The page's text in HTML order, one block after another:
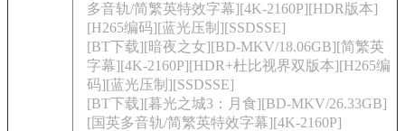
多音轨/简繁英特效字幕][4K-2160P][HDR版本]
[H265编码][蓝光压制][SSDSSE]
[BT下载][暗夜之女][BD-MKV/18.06GB][简繁英
字幕][4K-2160P][HDR+杜比视界双版本][H265编
码][蓝光压制][SSDSSE]
[BT下载][暮光之城3：月食][BD-MKV/26.33GB]
[国英多音轨/简繁英特效字幕][4K-2160P]